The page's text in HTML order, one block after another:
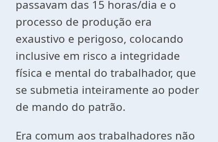
passavam das 15 horas/dia e o
processo de produção era
exaustivo e perigoso, colocando
inclusive em risco a integridade
física e mental do trabalhador, que
se submetia inteiramente ao poder
de mando do patrão.
Era comum aos trabalhadores não